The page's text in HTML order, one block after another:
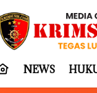
NEWS